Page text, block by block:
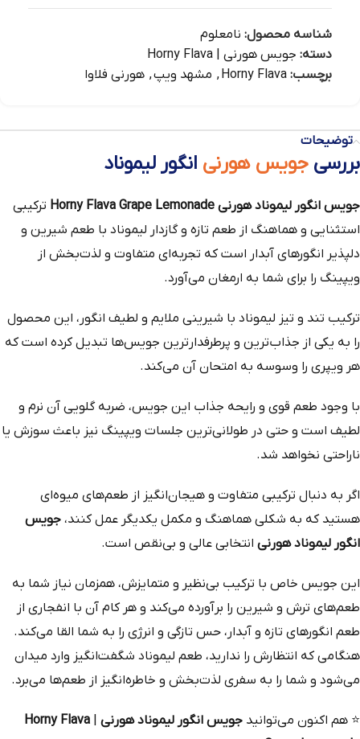
شناسه محصول: نامعلوم
دسته: جویس هورنی | Horny Flava
برچسب: Horny Flava
, مشهد ویپ, هورنی فلاوا
توضیحات
بررسی جویس هورنی انگور لیموناد
جویس انگور لیموناد هورنی Horny Flava Grape Lemonade
ترکیبی
استثنایی و هماهنگ از طعم تازه و گازدار لیموناد با طعم شیرین و
دلپذیر انگورهای آبدار است که تجربه‌ای متفاوت و لذت‌بخش از
ویپینگ را برای شما به ارمغان می‌آورد.
ترکیب تند و تیز لیموناد با شیرینی ملایم و لطیف انگور، این محصول
را به یکی از جذاب‌ترین و پرطرفدارترین جویس‌ها تبدیل کرده است که
هر ویپری را وسوسه به امتحان آن می‌کند.
با وجود طعم قوی و رایحه جذاب این جویس، ضربه گلویی آن نرم و
لطیف است و حتی در طولانی‌ترین جلسات ویپینگ نیز باعث سوزش یا
ناراحتی نخواهد شد.
اگر به دنبال ترکیبی متفاوت و هیجان‌انگیز از طعم‌های میوه‌ای
هستید که به شکلی هماهنگ و مکمل یکدیگر عمل کنند، جویس
انگور لیموناد هورنی انتخابی عالی و بی‌نقص است.
این جویس خاص با ترکیب بی‌نظیر و متمایزش، همزمان نیاز شما به
طعم‌های ترش و شیرین را برآورده می‌کند و هر کام آن با انفجاری از
طعم انگورهای تازه و آبدار، حس تازگی و انرژی را به شما القا می‌کند.
هنگامی که انتظارش را ندارید، طعم لیموناد شگفت‌انگیز وارد میدان
می‌شود و شما را به سفری لذت‌بخش و خاطره‌انگیز از طعم‌ها می‌برد.
⭐ هم‌ اکنون می‌توانید جویس انگور لیموناد هورنی
Horny Flava